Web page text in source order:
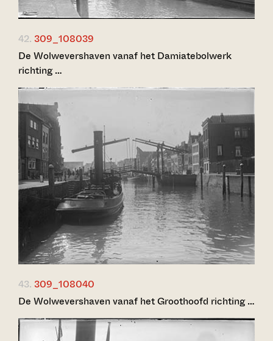
42. 309_108039
De Wolwevershaven vanaf het Damiatebolwerk
richting …
43. 309_108040
De Wolwevershaven vanaf het Groothoofd richting …